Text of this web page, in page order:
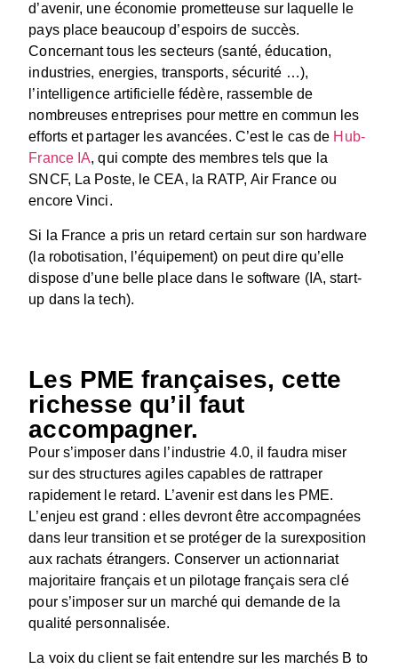
d’avenir, une économie prometteuse sur laquelle le
pays place beaucoup d’espoirs de succès.
Concernant tous les secteurs (santé, éducation,
industries, energies, transports, sécurité …),
l’intelligence artificielle fédère, rassemble de
nombreuses entreprises pour mettre en commun les
efforts et partager les avancées. C’est le cas de Hub-
France IA, qui compte des membres tels que la
SNCF, La Poste, le CEA, la RATP, Air France ou
encore Vinci.
Si la France a pris un retard certain sur son hardware
(la robotisation, l’équipement) on peut dire qu’elle
dispose d’une belle place dans le software (IA, start-
up dans la tech).
Les PME françaises, cette
richesse qu’il faut
accompagner.
Pour s’imposer dans l’industrie 4.0, il faudra miser
sur des structures agiles capables de rattraper
rapidement le retard. L’avenir est dans les PME.
L’enjeu est grand : elles devront être accompagnées
dans leur transition et se protéger de la surexposition
aux rachats étrangers. Conserver un actionnariat
majoritaire français et un pilotage français sera clé
pour s’imposer sur un marché qui demande de la
qualité personnalisée.
La voix du client se fait entendre sur les marchés B to